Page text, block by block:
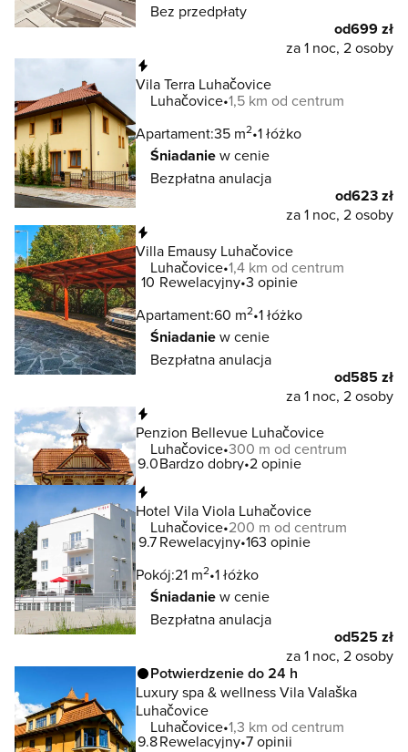
Bez przedpłaty
od699 zł
za 1 noc, 2 osoby
Vila Terra Luhačovice
Luhačovice 1,5 km od centrum
Apartament:35 m2 1 łóżko
Śniadaniew cenie
Bezpłatna anulacja
od623 zł
za 1 noc, 2 osoby
Villa Emausy Luhačovice
Luhačovice 1,4 km od centrum
10 Rewelacyjny 3 opinie
Apartament:60 m2 1 łóżko
Śniadaniew cenie
Bezpłatna anulacja
od585 zł
za 1 noc, 2 osoby
Penzion Bellevue Luhačovice
Luhačovice 300 m od centrum
9.0Bardzo dobry 2 opinie
Hotel Vila Viola Luhačovice
Luhačovice 200 m od centrum
9.7Rewelacyjny 163 opinie
Pokój:21 m2 1 łóżko
Śniadaniew cenie
Bezpłatna anulacja
od525 zł
za 1 noc, 2 osoby
Potwierdzenie do 24 h
Luxury spa & wellness Vila Valaška
Luhačovice
Luhačovice 1,3 km od centrum
9.8Rewelacyjny 7 opinii